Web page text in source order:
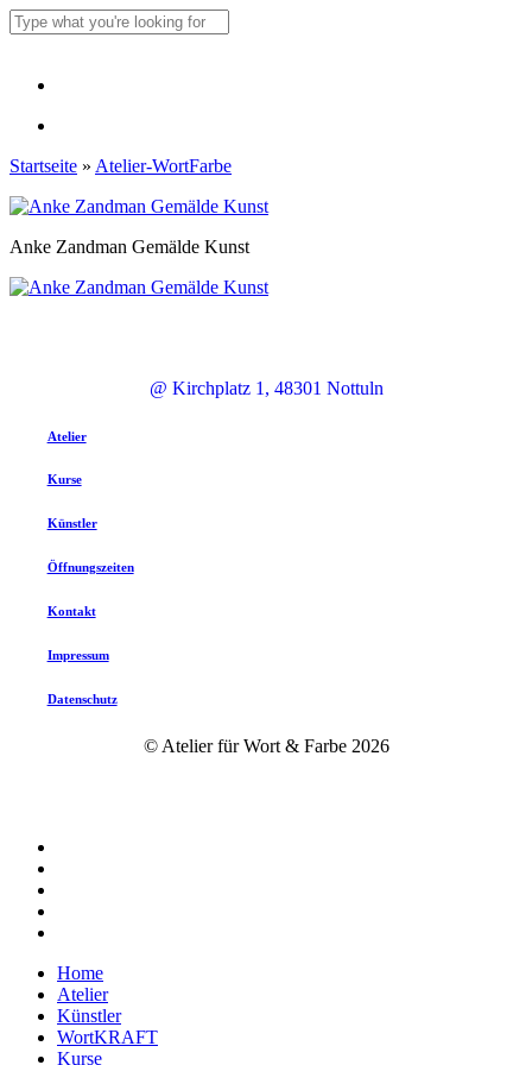
Skip
to
content
Menu
Startseite » Atelier-WortFarbe
Anke Zandman Gemälde Kunst
@ Kirchplatz 1, 48301 Nottuln
Atelier
Kurse
Künstler
Öffnungszeiten
Kontakt
Impressum
Datenschutz
© Atelier für Wort & Farbe 2026
Close
Menu
Home
Atelier
Künstler
WortKRAFT
Kurse